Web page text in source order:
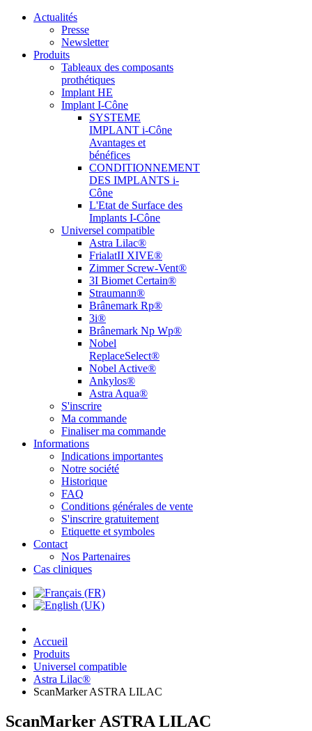
Actualités
Presse
Newsletter
Produits
Tableaux des composants
prothétiques
Implant HE
Implant I-Cône
SYSTEME
IMPLANT i-Cône
Avantages et
bénéfices
CONDITIONNEMENT
DES IMPLANTS i-
Cône
L'Etat de Surface des
Implants I-Cône
Universel compatible
Astra Lilac®
FrialatII XIVE®
Zimmer Screw-Vent®
3I Biomet Certain®
Straumann®
Brânemark Rp®
3i®
Brânemark Np Wp®
Nobel
ReplaceSelect®
Nobel Active®
Ankylos®
Astra Aqua®
S'inscrire
Ma commande
Finaliser ma commande
Informations
Indications importantes
Notre société
Historique
FAQ
Conditions générales de vente
S'inscrire gratuitement
Etiquette et symboles
Contact
Nos Partenaires
Cas cliniques
Accueil
Produits
Universel compatible
Astra Lilac®
ScanMarker ASTRA LILAC
ScanMarker ASTRA LILAC